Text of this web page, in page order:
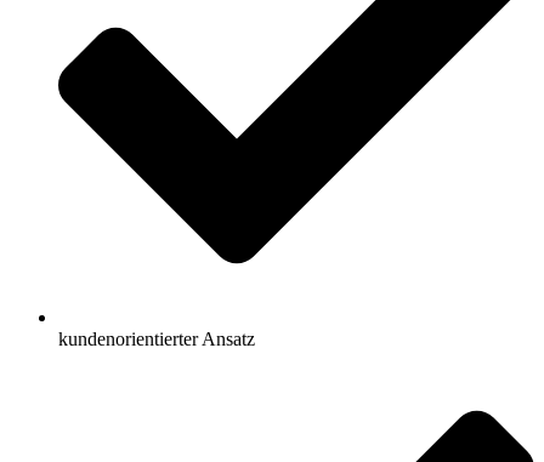
kundenorientierter Ansatz